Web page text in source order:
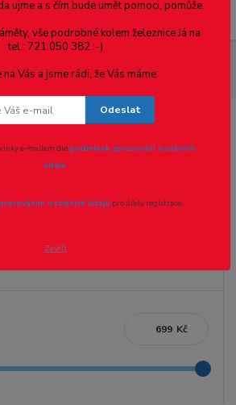
Menu
Sady převodů, převody, kardany
Kč
ujme a s čím bude umět pomoci, pomůže.
vše podrobné kolem železnice Já na
tel.: 721 050 382 :-)
Vás a jsme rádi, že Vás máme.
Odeslat
e-mailem dlepodmínek zpracování osobních
údajů.
osobních údajů pro účely registrace.
Zavřít